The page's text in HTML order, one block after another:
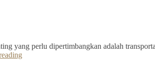
yang perlu dipertimbangkan adalah